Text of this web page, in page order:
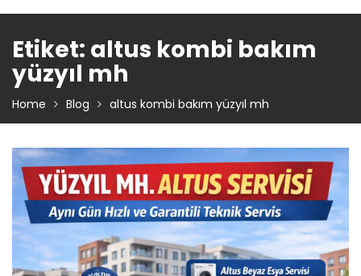
Etiket: altus kombi bakım
yüzyıl mh
Home Blog altus kombi bakım yüzyıl mh